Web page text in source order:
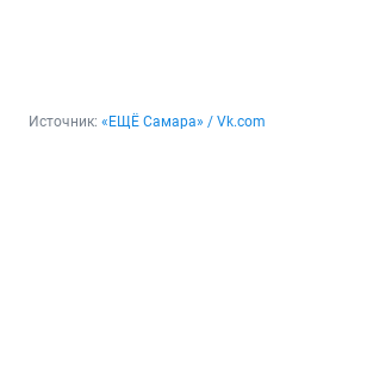
Источник: «ЕЩЁ Самара» / Vk.com